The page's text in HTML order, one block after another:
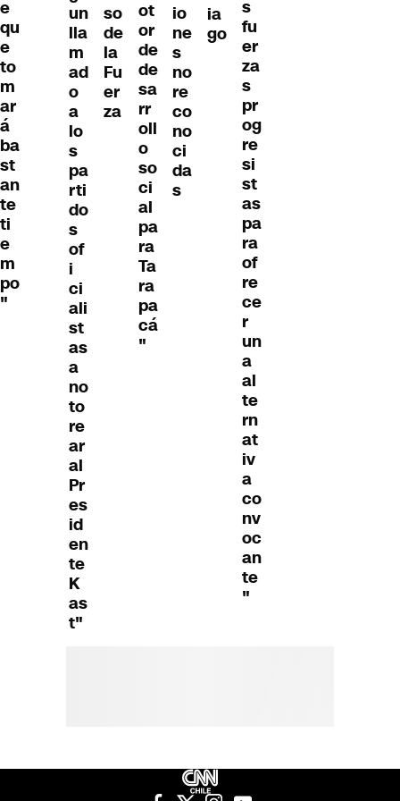
e
qu
e
to
m
ar
á
ba
st
an
te
ti
e
m
po
"
un
lla
m
ad
o
a
lo
s
pa
rti
do
s
of
i
ci
ali
st
as
a
no
to
re
ar
al
Pr
es
id
en
te
K
as
t"
so
de
la
Fu
er
za
ot
or
de
de
sa
rr
oll
o
so
ci
al
pa
ra
Ta
ra
pa
cá
"
io
ne
s
no
re
co
no
ci
da
s
ia
go
s
fu
er
za
s
pr
og
re
si
st
as
pa
ra
of
re
ce
r
un
a
al
te
rn
at
iv
a
co
nv
oc
an
te
"